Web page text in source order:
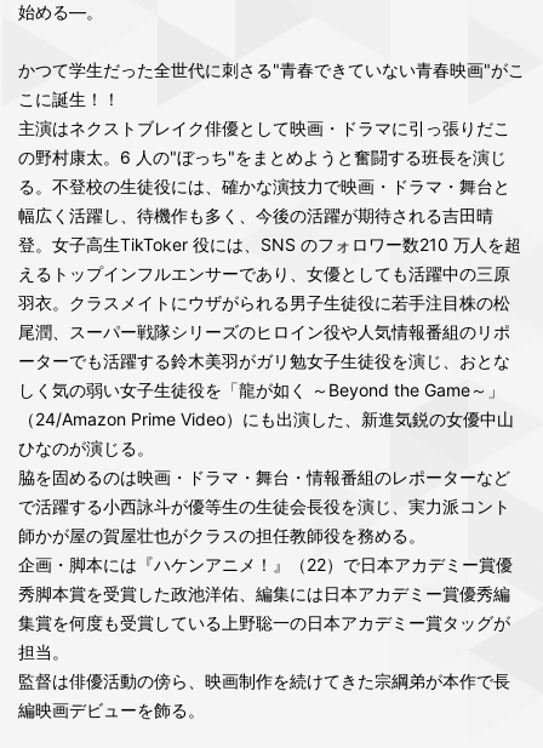
始める―。
かつて学生だった全世代に刺さる"青春できていない青春映画"がこ
こに誕生！！
主演はネクストブレイク俳優として映画・ドラマに引っ張りだこ
の野村康太。6 人の"ぼっち"をまとめようと奮闘する班長を演じ
る。不登校の生徒役には、確かな演技力で映画・ドラマ・舞台と
幅広く活躍し、待機作も多く、今後の活躍が期待される吉田晴
登。女子高生TikToker 役には、SNS のフォロワー数210 万人を超
えるトップインフルエンサーであり、女優としても活躍中の三原
羽衣。クラスメイトにウザがられる男子生徒役に若手注目株の松
尾潤、スーパー戦隊シリーズのヒロイン役や人気情報番組のリポ
ーターでも活躍する鈴木美羽がガリ勉女子生徒役を演じ、おとな
しく気の弱い女子生徒役を「龍が如く ～Beyond the Game～」
（24/Amazon Prime Video）にも出演した、新進気鋭の女優中山
ひなのが演じる。
脇を固めるのは映画・ドラマ・舞台・情報番組のレポーターなど
で活躍する小西詠斗が優等生の生徒会長役を演じ、実力派コント
師かが屋の賀屋壮也がクラスの担任教師役を務める。
企画・脚本には『ハケンアニメ！』（22）で日本アカデミー賞優
秀脚本賞を受賞した政池洋佑、編集には日本アカデミー賞優秀編
集賞を何度も受賞している上野聡一の日本アカデミー賞タッグが
担当。
監督は俳優活動の傍ら、映画制作を続けてきた宗綱弟が本作で長
編映画デビューを飾る。